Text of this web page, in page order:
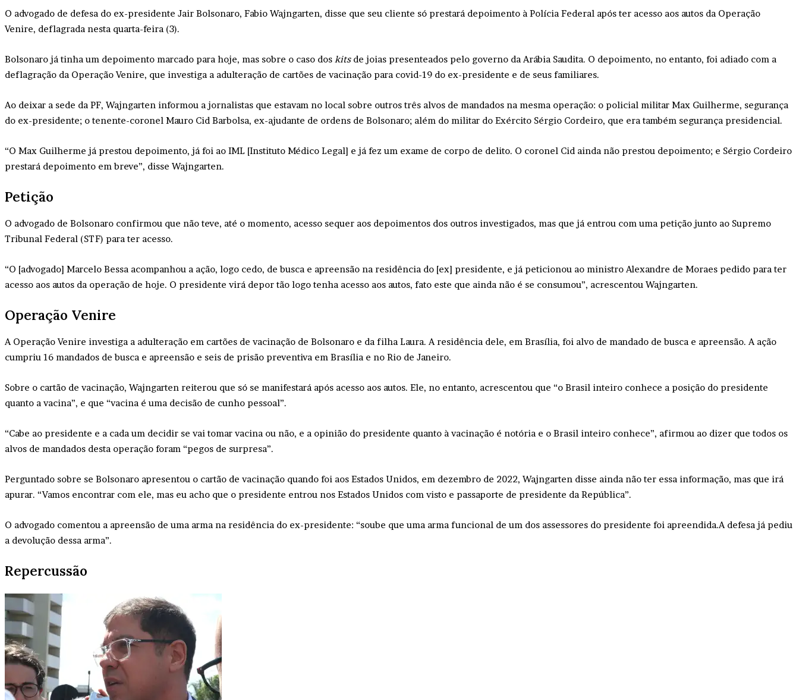
O advogado de defesa do ex-presidente Jair Bolsonaro, Fabio Wajngarten, disse que seu cliente só prestará depoimento à Polícia Federal após ter acesso aos autos da Operação
Venire, deflagrada nesta quarta-feira (3).
Bolsonaro já tinha um depoimento marcado para hoje, mas sobre o caso dos kitsde joias presenteados pelo governo da Arábia Saudita. O depoimento, no entanto, foi adiado com a
deflagração da Operação Venire, que investiga a adulteração de cartões de vacinação para covid-19 do ex-presidente e de seus familiares.
Ao deixar a sede da PF, Wajngarten informou a jornalistas que estavam no local sobre outros três alvos de mandados na mesma operação: o policial militar Max Guilherme, segurança
do ex-presidente; o tenente-coronel Mauro Cid Barbolsa, ex-ajudante de ordens de Bolsonaro; além do militar do Exército Sérgio Cordeiro, que era também segurança presidencial.
“O Max Guilherme já prestou depoimento, já foi ao IML [Instituto Médico Legal] e já fez um exame de corpo de delito. O coronel Cid ainda não prestou depoimento; e Sérgio Cordeiro
prestará depoimento em breve”, disse Wajngarten.
Petição
O advogado de Bolsonaro confirmou que não teve, até o momento, acesso sequer aos depoimentos dos outros investigados, mas que já entrou com uma petição junto ao Supremo
Tribunal Federal (STF) para ter acesso.
“O [advogado] Marcelo Bessa acompanhou a ação, logo cedo, de busca e apreensão na residência do [ex] presidente, e já peticionou ao ministro Alexandre de Moraes pedido para ter
acesso aos autos da operação de hoje. O presidente virá depor tão logo tenha acesso aos autos, fato este que ainda não é se consumou”, acrescentou Wajngarten.
Operação Venire
A Operação Venire investiga a adulteração em cartões de vacinação de Bolsonaro e da filha Laura. A residência dele, em Brasília, foi alvo de mandado de busca e apreensão. A ação
cumpriu 16 mandados de busca e apreensão e seis de prisão preventiva em Brasília e no Rio de Janeiro.
Sobre o cartão de vacinação, Wajngarten reiterou que só se manifestará após acesso aos autos. Ele, no entanto, acrescentou que “o Brasil inteiro conhece a posição do presidente
quanto a vacina”, e que “vacina é uma decisão de cunho pessoal”.
“Cabe ao presidente e a cada um decidir se vai tomar vacina ou não, e a opinião do presidente quanto à vacinação é notória e o Brasil inteiro conhece”, afirmou ao dizer que todos os
alvos de mandados desta operação foram “pegos de surpresa”.
Perguntado sobre se Bolsonaro apresentou o cartão de vacinação quando foi aos Estados Unidos, em dezembro de 2022, Wajngarten disse ainda não ter essa informação, mas que irá
apurar. “Vamos encontrar com ele, mas eu acho que o presidente entrou nos Estados Unidos com visto e passaporte de presidente da República”.
O advogado comentou a apreensão de uma arma na residência do ex-presidente: “soube que uma arma funcional de um dos assessores do presidente foi apreendida.A defesa já pediu
a devolução dessa arma”.
Repercussão